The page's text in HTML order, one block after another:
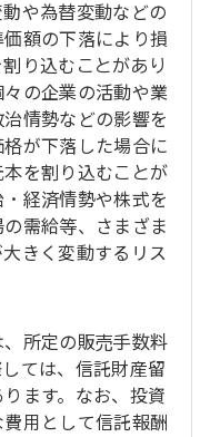
や為替変動などの
額の下落により損
り込むことがあり
の企業の活動や業
情勢などの影響を
が下落した場合に
を割り込むことが
経済情勢や株式を
需給等、さまざま
きく変動するリス
所定の販売手数料
ては、信託財産留
ます。なお、投資
用として信託報酬